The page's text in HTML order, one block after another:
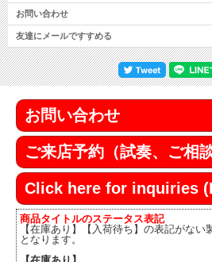
お問い合わせ
友達にメールですすめる
お問い合わせ
ご来店予約（試奏、ご相談
Click here for inquiries
商品タイトルのステータス表記
【在庫あり】【入荷待ち】の表記がない
となります。